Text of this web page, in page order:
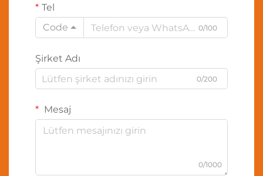
Tel
Code
0/100
Şirket Adı
0/200
Mesaj
0/1000